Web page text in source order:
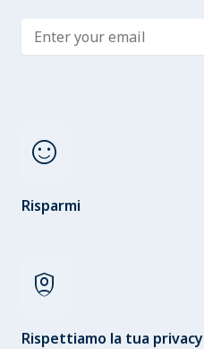
Enter address
sentiment_satisfied
Risparmi
shield_person
Rispettiamo la tua privacy